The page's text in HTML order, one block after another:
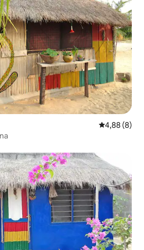
Gemiddelde
4,88 (8)